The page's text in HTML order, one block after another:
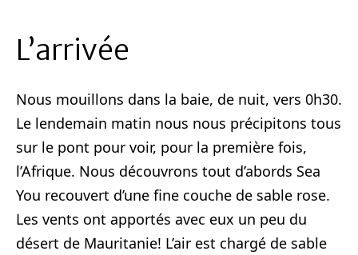
L’arrivée
Nous mouillons dans la baie, de nuit, vers 0h30.
Le lendemain matin nous nous précipitons tous
sur le pont pour voir, pour la première fois,
l’Afrique. Nous découvrons tout d’abords Sea
You recouvert d’une fine couche de sable rose.
Les vents ont apportés avec eux un peu du
désert de Mauritanie! L’air est chargé de sable